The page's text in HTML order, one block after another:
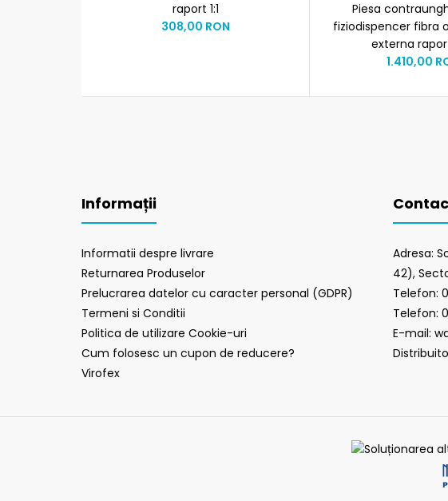
raport 1:1
308,00 RON
Piesa
fiziodispencer fibra
externa
1.410,00
Informații
Informatii despre livrare
Returnarea Produselor
Prelucrarea datelor cu caracter personal (GDPR)
Termeni si Conditii
Politica de utilizare Cookie-uri
Cum folosesc un cupon de reducere?
Virofex
Adresa:
42),
Telefon:
Telefon:
E-mail: